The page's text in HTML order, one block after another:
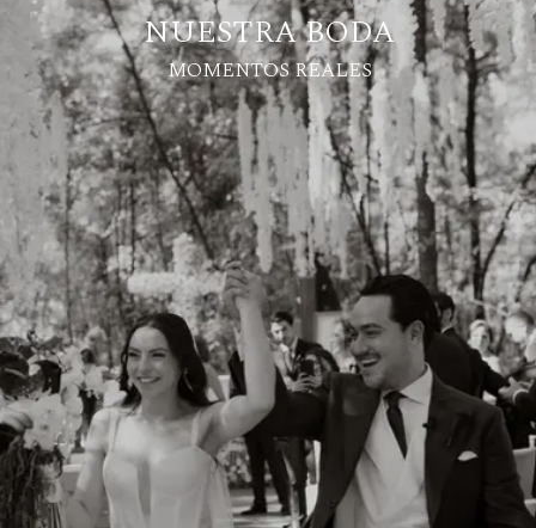
NUESTRA BODA
MOMENTOS REALES